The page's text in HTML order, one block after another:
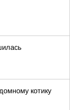
котику